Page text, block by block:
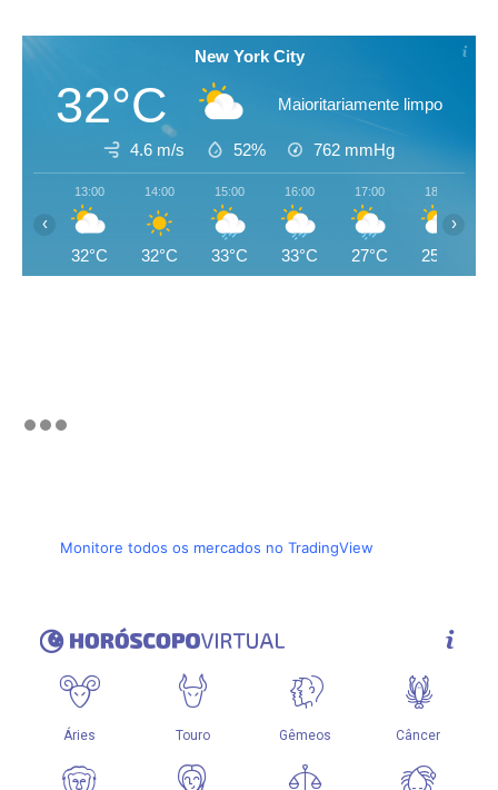
New York City
32°C Maioritariamente limpo
4.6 m/s 52% 762 mmHg
13:00
32°C
14:00
32°C
15:00
33°C
16:00
33°C
17:00
27°C
18:00
25°C
‹ ›
Monitore todos os mercados no TradingView